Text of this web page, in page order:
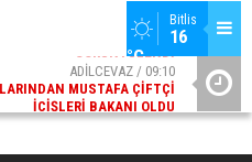
Bitlis
16
°C
ADİLCEVAZ / 09:10
MUSTAFA ÇIFTÇI
İÇIŞLERI BAKANI OLDU